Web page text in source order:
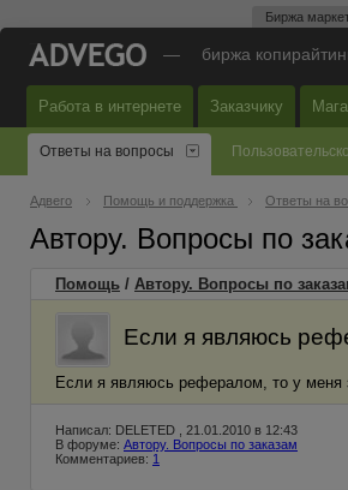
Биржа
— биржа
Работа в интернете Заказчику
Ответы на вопросы
Адвего Помощь и поддержка Ответы на
Автору. Вопросы по
Помощь / Автору. Вопросы по
Если я являюсь
Если я являюсь рефералом, то у меня
Написал: DELETED , 21.01.2010 в 12:43
В форуме: Автору. Вопросы по заказам
Комментариев: 1